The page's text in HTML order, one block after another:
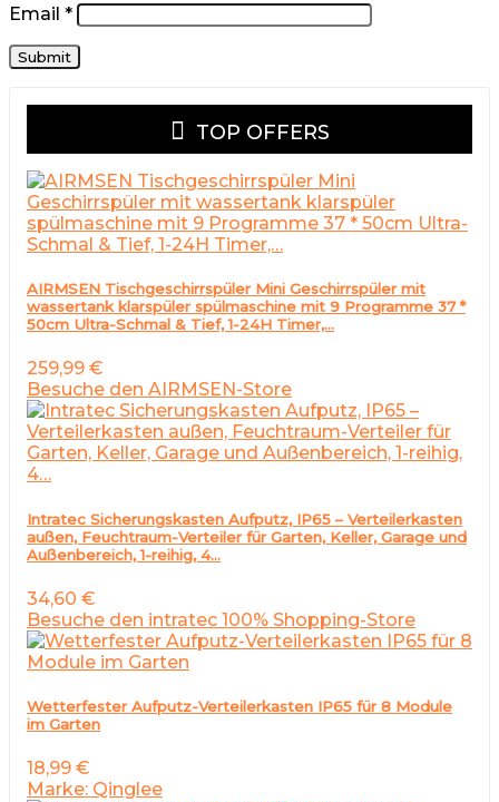
Email *
TOP OFFERS
AIRMSEN Tischgeschirrspüler Mini Geschirrspüler mit
wassertank klarspüler spülmaschine mit 9 Programme 37 *
50cm Ultra-Schmal & Tief, 1-24H Timer,…
259,99 €
Besuche den AIRMSEN-Store
Intratec Sicherungskasten Aufputz, IP65 – Verteilerkasten
außen, Feuchtraum-Verteiler für Garten, Keller, Garage und
Außenbereich, 1-reihig, 4…
34,60 €
Besuche den intratec 100% Shopping-Store
Wetterfester Aufputz-Verteilerkasten IP65 für 8 Module
im Garten
18,99 €
Marke: Qinglee